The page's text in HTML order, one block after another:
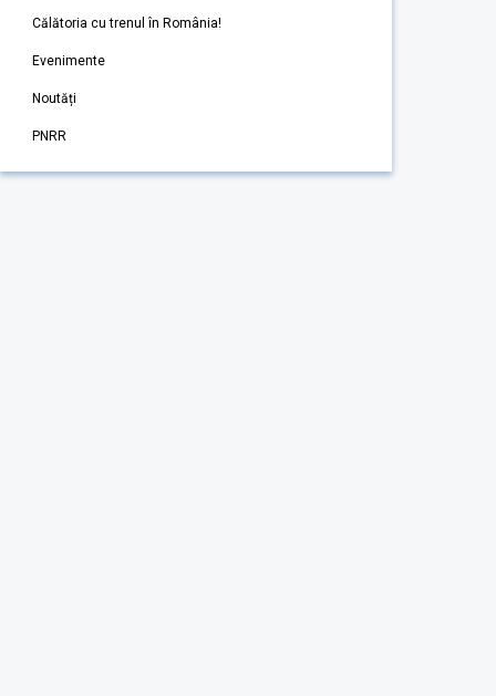
Călătoria cu trenul în România!
Evenimente
Noutăți
PNRR